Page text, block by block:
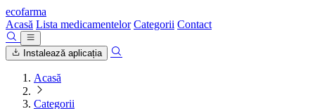
ecofarma
Acasă Lista medicamentelor Categorii Contact
Instalează aplicația
Acasă
Categorii